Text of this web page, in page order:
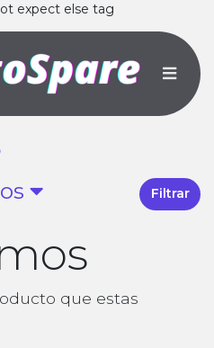
expect else tag
Filtrar
que estas